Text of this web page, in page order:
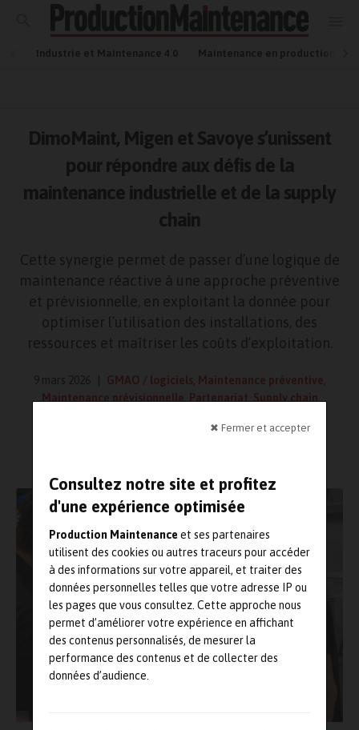
✖ Fermer et accepter
Consultez notre site et profitez
d'une expérience optimisée
Production Maintenanceet ses partenaires
utilisent des cookies ou autres traceurs pour accéder
à des informations sur votre appareil, et traiter des
données personnelles telles que votre adresse IP ou
les pages que vous consultez. Cette approche nous
permet d’améliorer votre expérience en affichant
des contenus personnalisés, de mesurer la
performance des contenus et de collecter des
données d’audience.
Industrie et Maintenance 4.0 Maintenance en production
DimoMaint, Migen et Savoye s’unissent
pour répondre aux défis de la
maintenance industrielle et de la supply
chain
Cette synergie permet de passer d’une logique de
maintenance réactive à une approche préventive
et prévisionnelle, en exploitant la donnée pour
optimiser l’utilisation des installations, des
ressources et maîtriser les coûts d’exploitation.
9 mars 2026 GMAO / logiciels Maintenance préventive
Maintenance prévisionnelle
Partenariat Supply chain